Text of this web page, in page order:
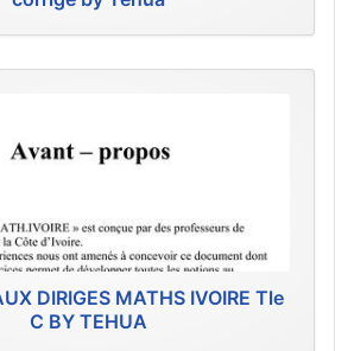
DIRIGES MATHS IVOIRE Tle
C BY TEHUA